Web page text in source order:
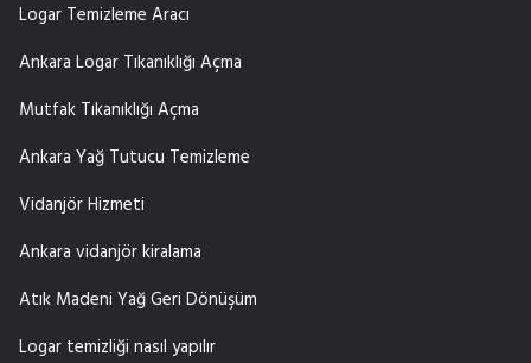
Logar Temizleme Aracı
Ankara Logar Tıkanıklığı Açma
Mutfak Tıkanıklığı Açma
Ankara Yağ Tutucu Temizleme
Vidanjör Hizmeti
Ankara vidanjör kiralama
Atık Madeni Yağ Geri Dönüşüm
Logar temizliği nasıl yapılır